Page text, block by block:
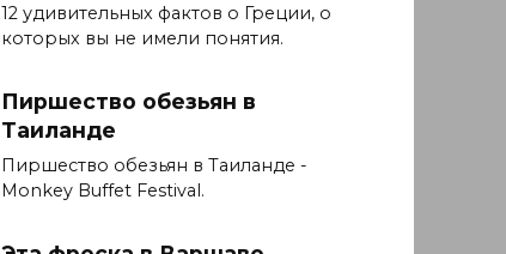
12 удивительных фактов о Греции, о
которых вы не имели понятия.
Пиршество обезьян в
Таиланде
Пиршество обезьян в Таиланде -
Monkey Buffet Festival.